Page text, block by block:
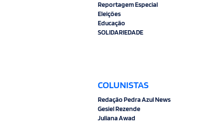
Reportagem Especial
Eleições
Educação
SOLIDARIEDADE
COLUNISTAS
Redação Pedra Azul News
Gesiel Rezende
Juliana Awad